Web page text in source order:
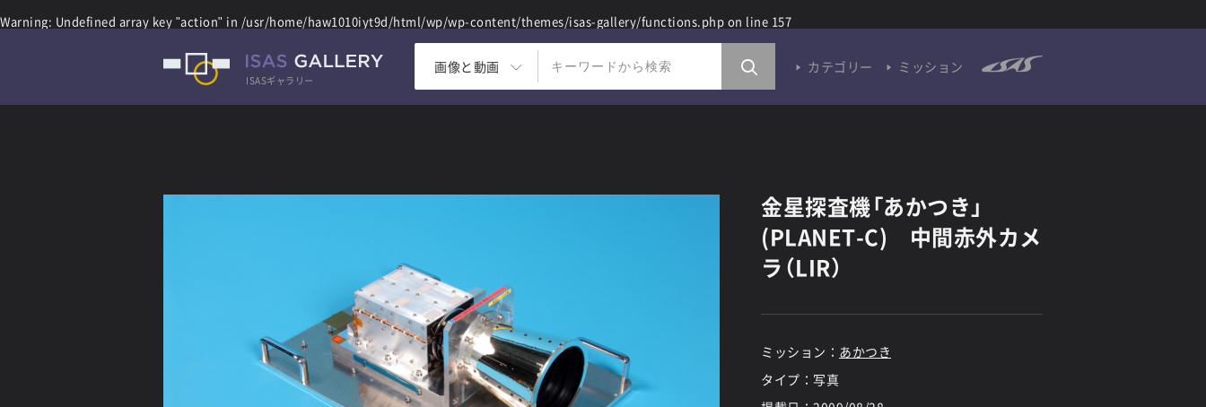
Warning: Undefined array key "action" in /usr/home/haw1010iyt9d/html/wp/wp-content/themes/isas-gallery/functions.php on line 157
ISASギャラリー
画像と動画 カテゴリー ミッション
金星探査機「あかつき」
(PLANET-C) 中間赤外カメ
ラ（LIR）
ミッション： あかつき
タイプ：写真